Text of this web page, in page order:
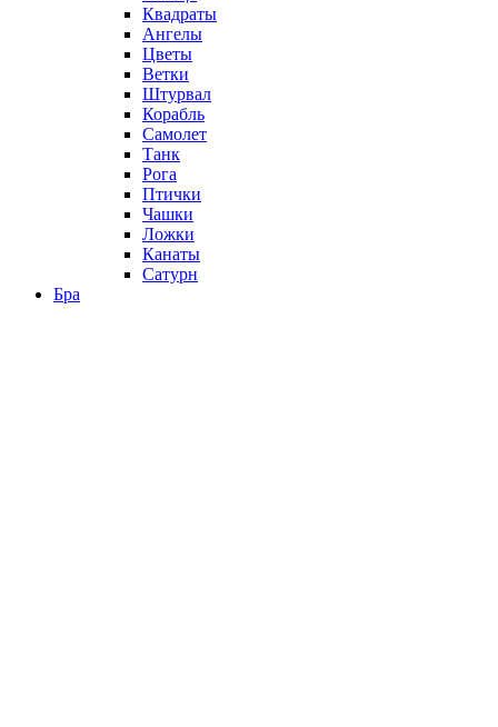
Квадраты
Ангелы
Цветы
Ветки
Штурвал
Корабль
Самолет
Танк
Рога
Птички
Чашки
Ложки
Канаты
Сатурн
Бра